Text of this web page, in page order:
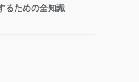
るための全知識